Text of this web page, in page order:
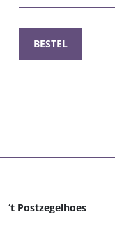
BESTEL
‘t Postzegelhoes